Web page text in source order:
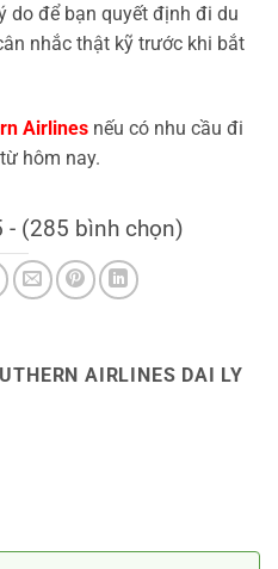
do để bạn quyết định đi du
nhắc thật kỹ trước khi bắt
Airlines nếu có nhu cầu đi
hôm nay.
- (285 bình chọn)
AIRLINES DAI LY